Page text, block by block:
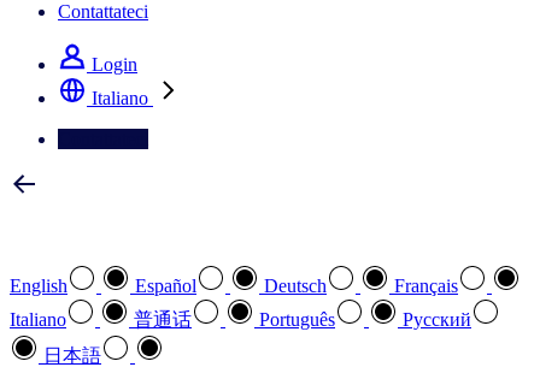
Contattateci
Login
Italiano
English Español Deutsch
Français
Italiano
普通话 Português
Pусский
日本語